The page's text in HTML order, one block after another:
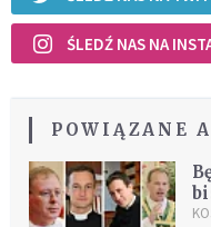
ŚLEDŹ NAS NA
POWIĄZANE